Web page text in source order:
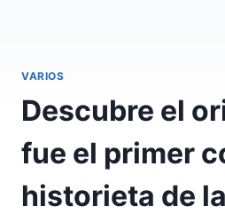
VARIOS
Descubre el
fue el primer
historieta de